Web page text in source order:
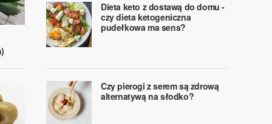
Dieta keto z dostawą do domu -
czy dieta ketogeniczna
pudełkowa ma sens?
Czy pierogi z serem są zdrową
alternatywą na słodko?